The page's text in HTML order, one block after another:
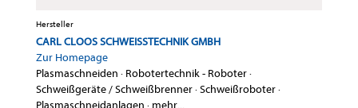
Hersteller
CARL CLOOS SCHWEISSTECHNIK GMBH
Zur Homepage
Plasmaschneiden · Robotertechnik - Roboter·
Schweißgeräte / Schweißbrenner·Schweißroboter·